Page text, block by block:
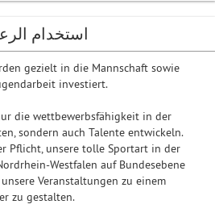
استخدام
gezielt in die Mannschaft sowie
investiert.
die wettbewerbsfähigkeit in der
sondern auch Talente entwickeln.
Pflicht, unsere tolle Sportart in der
Westfalen auf Bundesebene
Veranstaltungen zu einem
zu gestalten.